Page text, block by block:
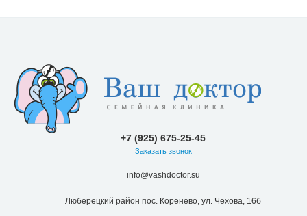
+7 (925) 675-25-45
Заказать звонок
info@vashdoctor.su
Люберецкий район пос. Коренево, ул. Чехова, 16б